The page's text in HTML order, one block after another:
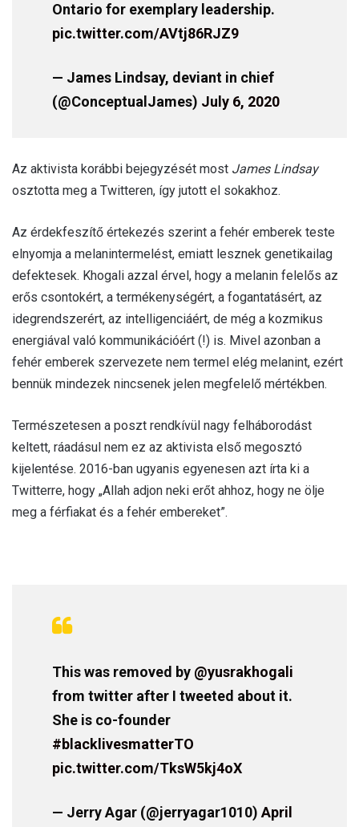
Ontario for exemplary leadership.
pic.twitter.com/AVtj86RJZ9
— James Lindsay, deviant in chief
(@ConceptualJames) July 6, 2020
Az aktivista korábbi bejegyzését most James Lindsay
osztotta meg a Twitteren, így jutott el sokakhoz.
Az érdekfeszítő értekezés szerint a fehér emberek teste
elnyomja a melanintermelést, emiatt lesznek genetikailag
defektesek. Khogali azzal érvel, hogy a melanin felelős az
erős csontokért, a termékenységért, a fogantatásért, az
idegrendszerért, az intelligenciáért, de még a kozmikus
energiával való kommunikációért (!) is. Mivel azonban a
fehér emberek szervezete nem termel elég melanint, ezért
bennük mindezek nincsenek jelen megfelelő mértékben.
Természetesen a poszt rendkívül nagy felháborodást
keltett, ráadásul nem ez az aktivista első megosztó
kijelentése. 2016-ban ugyanis egyenesen azt írta ki a
Twitterre, hogy „Allah adjon neki erőt ahhoz, hogy ne ölje
meg a férfiakat és a fehér embereket”.
This was removed by @yusrakhogali
from twitter after I tweeted about it.
She is co-founder
#blacklivesmatterTO
pic.twitter.com/TksW5kj4oX
— Jerry Agar (@jerryagar1010) April